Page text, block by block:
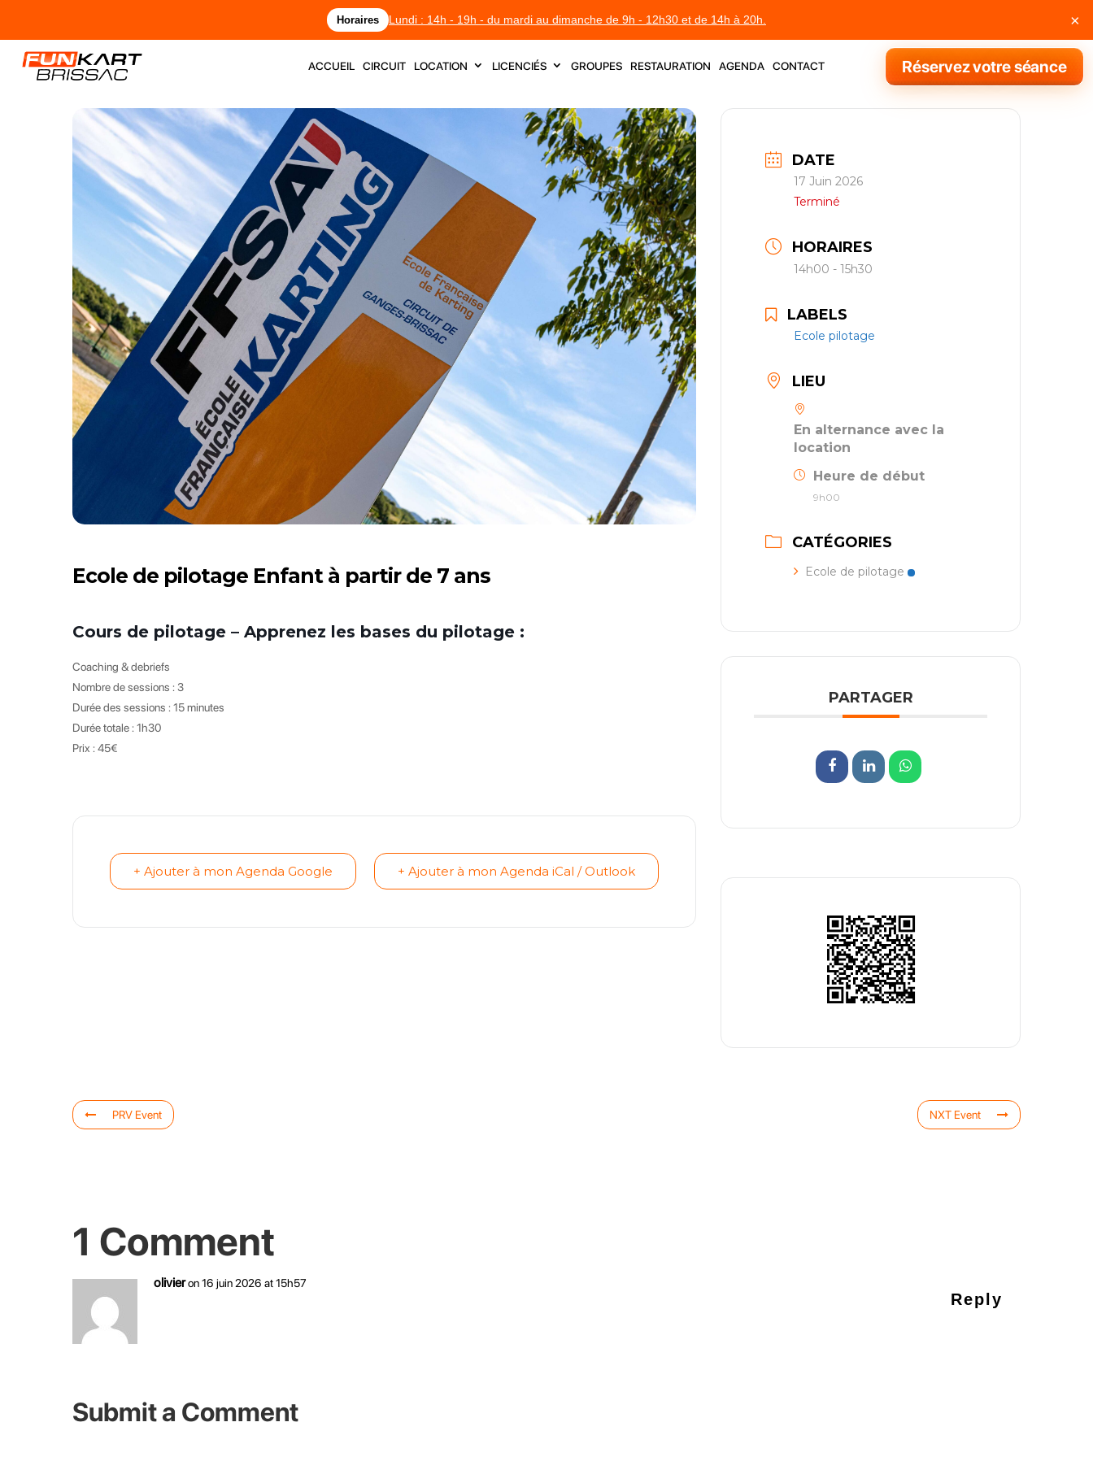
Horaires Lundi : 14h - 19h - du mardi au dimanche de 9h - 12h30 et de 14h à 20h. ×
accueil circuit location licenciés groupes restauration agenda contact Réservez votre séance
Ecole de pilotage Enfant à partir de 7 ans
Cours de pilotage – Apprenez les bases du pilotage :
Coaching & debriefs
Nombre de sessions : 3
Durée des sessions : 15 minutes
Durée totale : 1h30
Prix : 45€
+ Ajouter à mon Agenda Google + Ajouter à mon Agenda iCal / Outlook
DATE
17 Juin 2026
Terminé
HORAIRES
14h00 - 15h30
LABELS
Ecole pilotage
LIEU
En alternance avec la
location
Heure de début
9h00
CATÉGORIES
Ecole de pilotage
PARTAGER
PRV Event NXT Event
1 Comment
olivieron 16 juin 2026 at 15h57
Reply
Submit a Comment